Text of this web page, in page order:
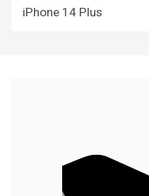
iPhone 14 Plus